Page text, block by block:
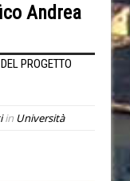
Andrea
PROGETTO
in Università